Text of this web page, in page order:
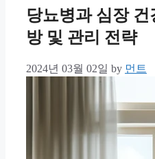
당뇨병과 심장 건
방 및 관리 전략
2024년 03월 02일 by 먼트